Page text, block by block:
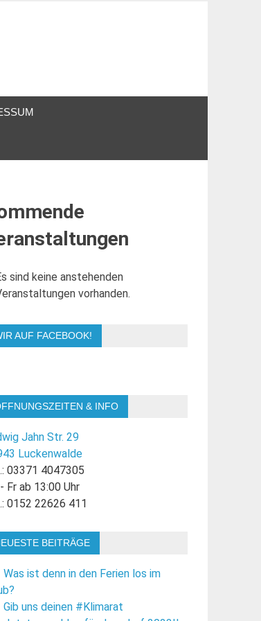
sind keine anstehenden
vorhanden.
AUF FACEBOOK!
& INFO
Jahn Str. 29
Luckenwalde
03371 4047305
Fr ab 13:00 Uhr
0152 22626 411
BEITRÄGE
Was ist denn in den Ferien los im
Gib uns deinen #Klimarat